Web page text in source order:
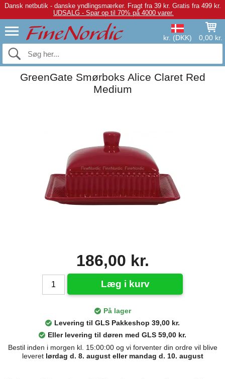
Dansk netbutik - danske yndlingsmærker. Fragt fra 39 kr. Gratis fra 499 kr.
UDSALG - Spar op til 70% på 4000 varer.
kr. (DKK) 0,00 kr.
GreenGate Smørboks Alice Claret Red
Medium
186,00 kr.
Læg i kurv
På lager
Levering til GLS Pakkeshop 39,00 kr.
Eller levering til døren med GLS 59,00 kr.
Bestil inden i morgen kl. 15:00:00 og vi forventer din ordre vil blive
leveret lørdag d. 8. august eller mandag d. 10. august